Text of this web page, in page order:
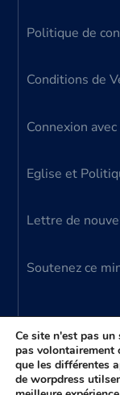
Politique de
Conditions de
Connexion
Eglise et
Lettre de
Soutenez ce
© 2024
Ce site n'est pas
pas volontairement
que les différentes
de worpdress